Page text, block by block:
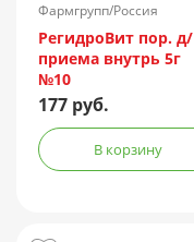
Фармгрупп/Россия
РегидроВит пор. д/
приема внутрь 5г
№10
177 руб.
В корзину